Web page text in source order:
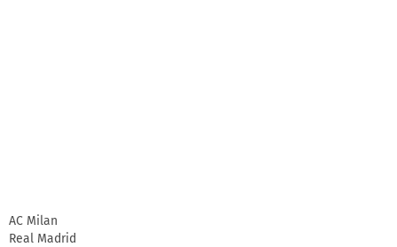
AC Milan
Real Madrid